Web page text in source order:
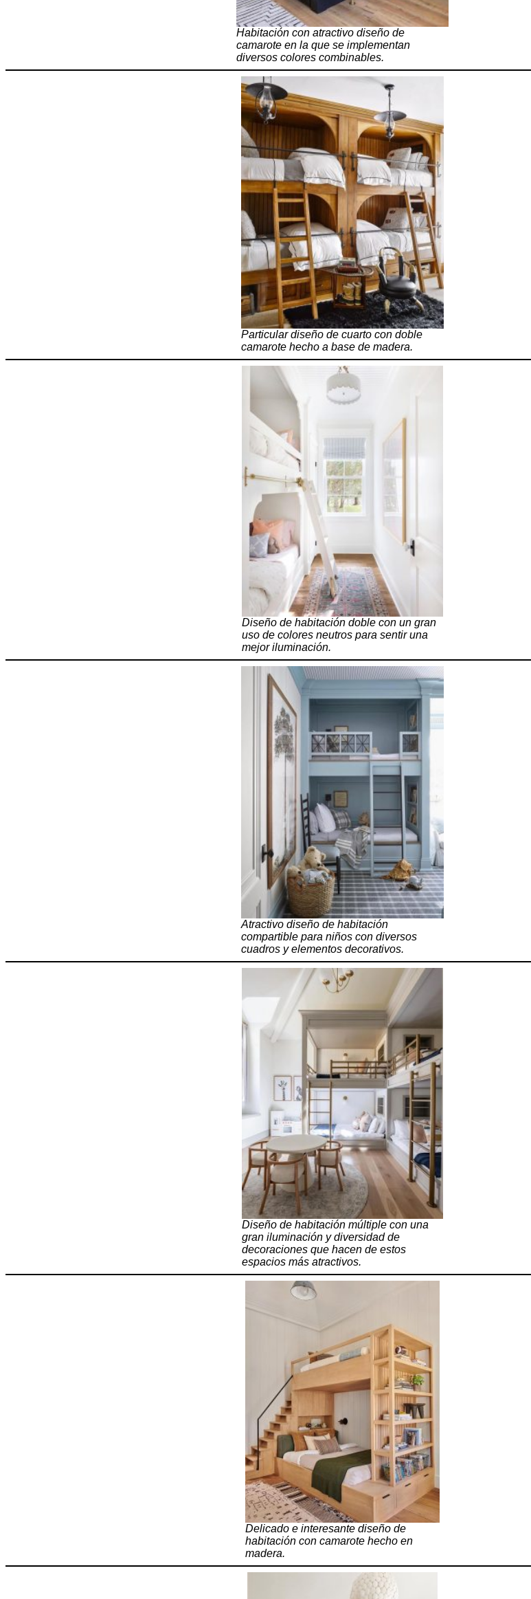
Habitación con atractivo diseño de
camarote en la que se implementan
diversos colores combinables.
Particular diseño de cuarto con doble
camarote hecho a base de madera.
Diseño de habitación doble con un gran
uso de colores neutros para sentir una
mejor iluminación.
Atractivo diseño de habitación
compartible para niños con diversos
cuadros y elementos decorativos.
Diseño de habitación múltiple con una
gran iluminación y diversidad de
decoraciones que hacen de estos
espacios más atractivos.
Delicado e interesante diseño de
habitación con camarote hecho en
madera.